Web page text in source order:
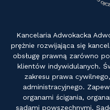
Kancelaria Adwokacka
prężnie rozwijająca się
obsługę prawną zarówno
klientów indywidulanych.
zakresu prawa
administracyjnego.
organami ścigania,
sądami powszechnymi,